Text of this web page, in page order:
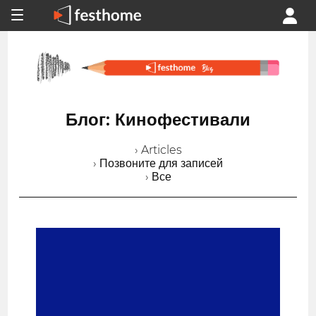
Блог: Кинофестивали
› Articles
› Позвоните для записей
› Все